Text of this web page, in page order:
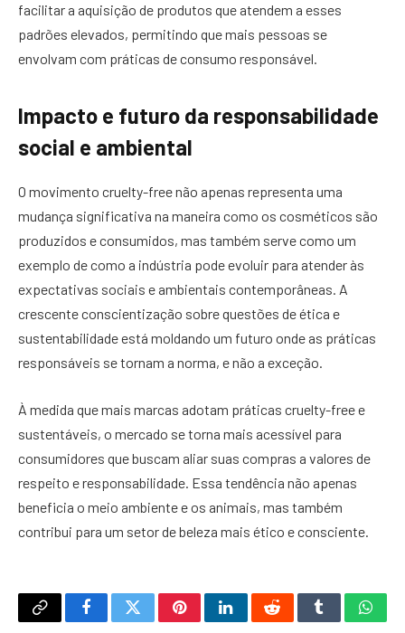
facilitar a aquisição de produtos que atendem a esses
padrões elevados, permitindo que mais pessoas se
envolvam com práticas de consumo responsável.
Impacto e futuro da responsabilidade
social e ambiental
O movimento cruelty-free não apenas representa uma
mudança significativa na maneira como os cosméticos são
produzidos e consumidos, mas também serve como um
exemplo de como a indústria pode evoluir para atender às
expectativas sociais e ambientais contemporâneas. A
crescente conscientização sobre questões de ética e
sustentabilidade está moldando um futuro onde as práticas
responsáveis se tornam a norma, e não a exceção.
À medida que mais marcas adotam práticas cruelty-free e
sustentáveis, o mercado se torna mais acessível para
consumidores que buscam aliar suas compras a valores de
respeito e responsabilidade. Essa tendência não apenas
beneficia o meio ambiente e os animais, mas também
contribui para um setor de beleza mais ético e consciente.
Copy FacebookTwitterPinterestLinkedInRedditTumblr